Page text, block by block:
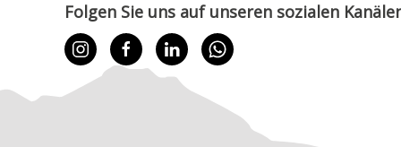
Folgen Sie uns auf unseren sozialen